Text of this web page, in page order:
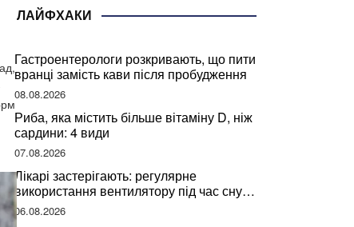
ЛАЙФХАКИ
Гастроентерологи розкривають, що пити
вранці замість кави після пробудження
08.08.2026
Риба, яка містить більше вітаміну D, ніж
сардини: 4 види
07.08.2026
Лікарі застерігають: регулярне
використання вентилятору під час сну
може негативно вплинути на ваше
здоров’я
06.08.2026